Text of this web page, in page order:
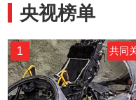
央视榜单
1 共同